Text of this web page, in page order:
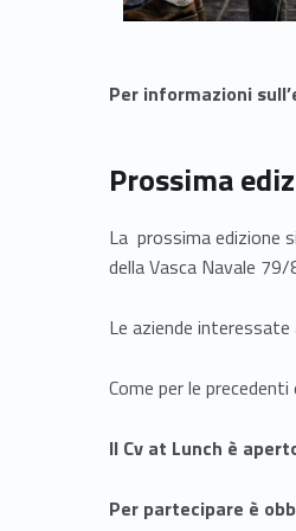
t
r
o
t
r
a
a
Per informazioni
Prossima
La prossima edizione
della Vasca Navale 79/
Le aziende
Come per le
Il Cv at Lunch è
Per partecipare è